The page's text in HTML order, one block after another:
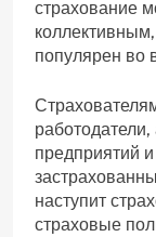
страхование
популярен во
предприятий
наступит
страховые